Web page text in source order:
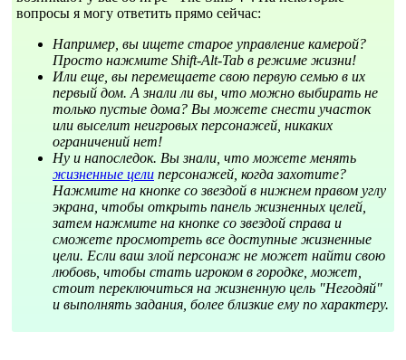
вопросы я могу ответить прямо сейчас:
Например, вы ищете старое управление камерой?
Просто нажмите Shift-Alt-Tab в режиме жизни!
Или еще, вы перемещаете свою первую семью в их
первый дом. А знали ли вы, что можно выбирать не
только пустые дома? Вы можете снести участок
или выселит неигровых персонажей, никаких
ограничений нет!
Ну и напоследок. Вы знали, что можете менять
жизненные цели персонажей, когда захотите?
Нажмите на кнопке со звездой в нижнем правом углу
экрана, чтобы открыть панель жизненных целей,
затем нажмите на кнопке со звездой справа и
сможете просмотреть все доступные жизненные
цели. Если ваш злой персонаж не может найти свою
любовь, чтобы стать игроком в городке, может,
стоит переключиться на жизненную цель "Негодяй"
и выполнять задания, более близкие ему по характеру.